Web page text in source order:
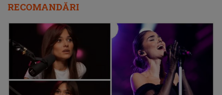
RECOMANDĂRI